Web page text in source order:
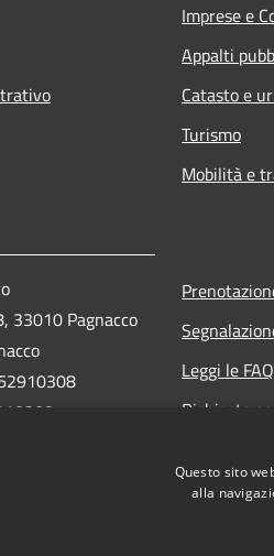
Imprese e
Appalti
Catasto e
Turismo
Mobilità e
33010 Pagnacco
Leggi le FAQ
Richiesta
Questo sito
alla